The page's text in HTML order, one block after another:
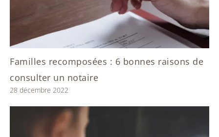
Familles recomposées : 6 bonnes raisons de
consulter un notaire
28 décembre 2022